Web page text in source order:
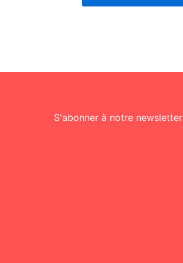
S'abonner à notre newsletter